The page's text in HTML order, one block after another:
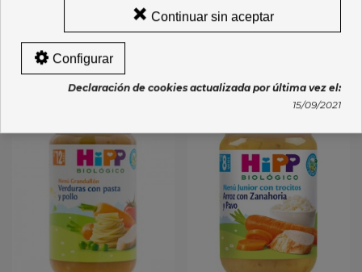
Añadir al carro Añadir al carro
16 OTROS PRODUCTOS DE LA MISMA CATEGORÍA:
Continuar sin aceptar
Configurar
Declaración de cookies actualizada por última vez el:
15/09/2021